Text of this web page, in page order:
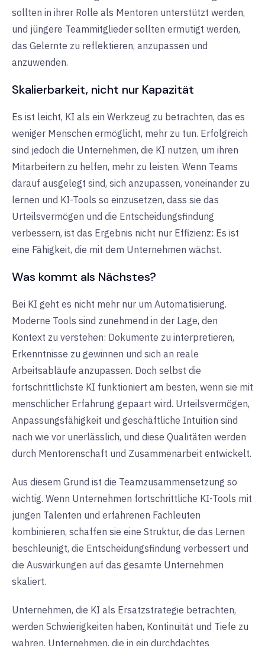
sollten in ihrer Rolle als Mentoren unterstützt werden,
und jüngere Teammitglieder sollten ermutigt werden,
das Gelernte zu reflektieren, anzupassen und
anzuwenden.
Skalierbarkeit, nicht nur Kapazität
Es ist leicht, KI als ein Werkzeug zu betrachten, das es
weniger Menschen ermöglicht, mehr zu tun. Erfolgreich
sind jedoch die Unternehmen, die KI nutzen, um ihren
Mitarbeitern zu helfen, mehr zu leisten. Wenn Teams
darauf ausgelegt sind, sich anzupassen, voneinander zu
lernen und KI-Tools so einzusetzen, dass sie das
Urteilsvermögen und die Entscheidungsfindung
verbessern, ist das Ergebnis nicht nur Effizienz: Es ist
eine Fähigkeit, die mit dem Unternehmen wächst.
Was kommt als Nächstes?
Bei KI geht es nicht mehr nur um Automatisierung.
Moderne Tools sind zunehmend in der Lage, den
Kontext zu verstehen: Dokumente zu interpretieren,
Erkenntnisse zu gewinnen und sich an reale
Arbeitsabläufe anzupassen. Doch selbst die
fortschrittlichste KI funktioniert am besten, wenn sie mit
menschlicher Erfahrung gepaart wird. Urteilsvermögen,
Anpassungsfähigkeit und geschäftliche Intuition sind
nach wie vor unerlässlich, und diese Qualitäten werden
durch Mentorenschaft und Zusammenarbeit entwickelt.
Aus diesem Grund ist die Teamzusammensetzung so
wichtig. Wenn Unternehmen fortschrittliche KI-Tools mit
jungen Talenten und erfahrenen Fachleuten
kombinieren, schaffen sie eine Struktur, die das Lernen
beschleunigt, die Entscheidungsfindung verbessert und
die Auswirkungen auf das gesamte Unternehmen
skaliert.
Unternehmen, die KI als Ersatzstrategie betrachten,
werden Schwierigkeiten haben, Kontinuität und Tiefe zu
wahren. Unternehmen, die in ein durchdachtes